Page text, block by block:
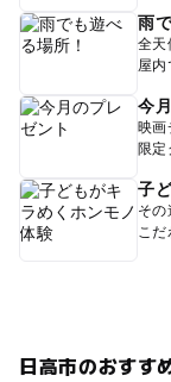
雨
全天
屋
今
映画
限定
子
その
こだ
日高市のおすす